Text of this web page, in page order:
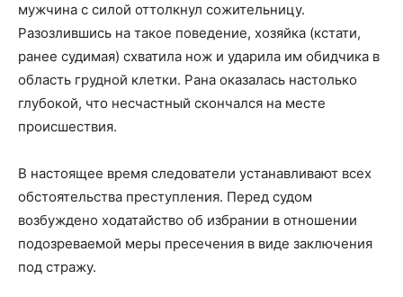
мужчина с силой оттолкнул сожительницу.
Разозлившись на такое поведение, хозяйка (кстати,
ранее судимая) схватила нож и ударила им обидчика в
область грудной клетки. Рана оказалась настолько
глубокой, что несчастный скончался на месте
происшествия.
В настоящее время следователи устанавливают всех
обстоятельства преступления. Перед судом
возбуждено ходатайство об избрании в отношении
подозреваемой меры пресечения в виде заключения
под стражу.